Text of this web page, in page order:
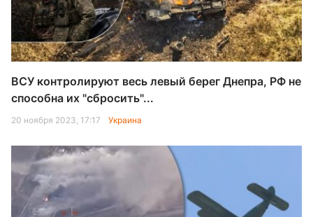
ВСУ контролируют весь левый берег Днепра, РФ не
способна их "сбросить"...
20 ноября 2023, 17:17 Украина